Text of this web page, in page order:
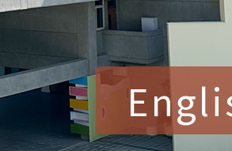
賀！本校參